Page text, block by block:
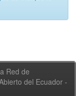
Red de
del Ecuador -